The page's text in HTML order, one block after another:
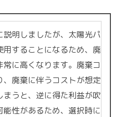
説明しましたが、太陽光パ
用することになるため、廃
常に高くなります。廃棄コ
、廃棄に伴うコストが想定
まうと、逆に得た利益が吹
能性があるため、選択時に